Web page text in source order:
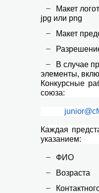
Макет
jpg или png
Макет
В случае
элементы,
Конкурсные
союза:
Каждая
указанием:
ФИО
Возраста